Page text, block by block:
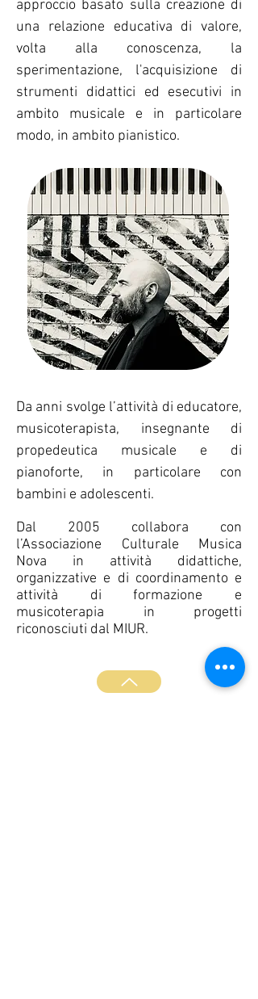
approccio basato sulla creazione di
una relazione educativa di valore,
volta alla conoscenza, la
sperimentazione, l'acquisizione di
strumenti didattici ed esecutivi in
ambito musicale e in particolare
modo, in ambito pianistico.
Da anni svolge l’attività di educatore,
musicoterapista, insegnante di
propedeutica musicale e di
pianoforte, in particolare con
bambini e adolescenti.
Dal 2005 collabora con
l’Associazione Culturale Musica
Nova in attività didattiche,
organizzative e di coordinamento e
attività di formazione e
musicoterapia in progetti
riconosciuti dal MIUR.